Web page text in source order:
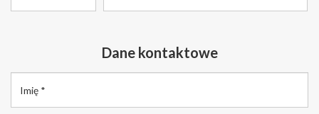
Dane kontaktowe